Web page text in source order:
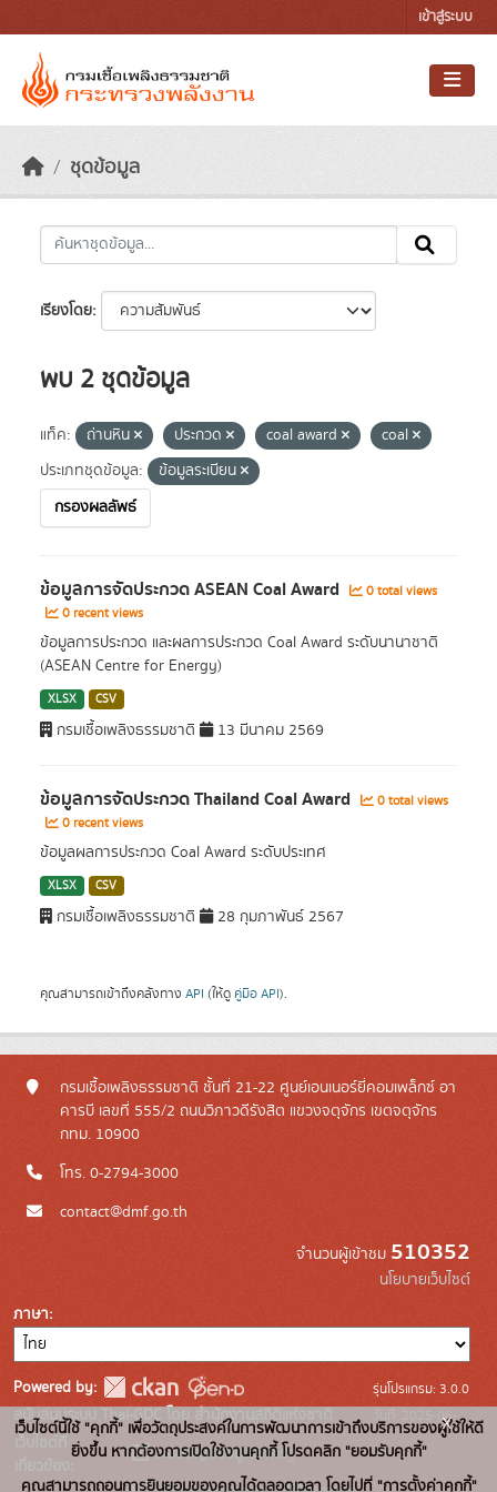
เข้าสู่ระบบ
ชุดข้อมูล
เรียงโดย
พบ 2 ชุดข้อมูล
แท็ค: ถ่านหิน ประกวด coal award
coal
ประเภทชุดข้อมูล:
ข้อมูลระเบียน
กรองผลลัพธ์
ข้อมูลการจัดประกวด ASEAN Coal Award
0 total views
0 recent views
ข้อมูลการประกวด และผลการประกวด Coal Award ระดับนานาชาติ
(ASEAN Centre for Energy)
XLSX CSV
กรมเชื้อเพลิงธรรมชาติ 13 มีนาคม 2569
ข้อมูลการจัดประกวด Thailand Coal Award
0 total views
0 recent views
ข้อมูลผลการประกวด Coal Award ระดับประเทศ
XLSX CSV
กรมเชื้อเพลิงธรรมชาติ 28 กุมภาพันธ์ 2567
คุณสามารถเข้าถึงคลังทาง API (ให้ดู คู่มือ API).
กรมเชื้อเพลิงธรรมชาติ ชั้นที่ 21-22 ศูนย์เอนเนอร์ยี่คอมเพล็กซ์ อา
คารบี เลขที่ 555/2 ถนนวิภาวดีรังสิต แขวงจตุจักร เขตจตุจักร
กทม. 10900
โทร. 0-2794-3000
contact@dmf.go.th
จำนวนผู้เข้าชม 510352
นโยบายเว็บไซต์
ภาษา
Powered by:
สนับสนุนระบบ Thai-GDC โดย สำนักงานสถิติแห่งชาติ
ระบบบัญชีข้อมูลภาครัฐ
รุ่นโปรแกรม: 3.0.0
วันที่: 2025-06-
10
เว็บไซต์นี้ใช้ "คุกกี้" เพื่อวัตถุประสงค์ในการพัฒนาการเข้าถึงบริการของผู้ใช้ให้ดี
ยิ่งขึ้น หากต้องการเปิดใช้งานคุกกี้ โปรดคลิก "ยอมรับคุกกี้"
คุณสามารถถอนการยินยอมของคุณได้ตลอดเวลา โดยไปที่ "การตั้งค่าคุกกี้"
x